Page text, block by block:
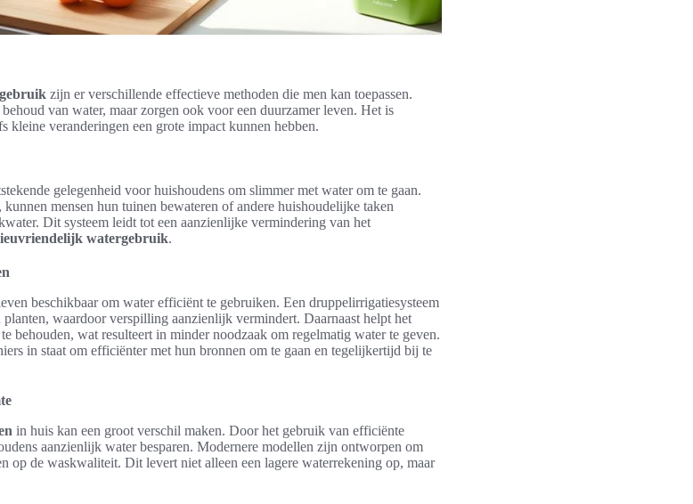
zijn er verschillende effectieve methoden die men kan toepassen.
van water, maar zorgen ook voor een duurzamer leven. Het is
kleine veranderingen een grote impact kunnen hebben.
gelegenheid voor huishoudens om slimmer met water om te gaan.
mensen hun tuinen bewateren of andere huishoudelijke taken
Dit systeem leidt tot een aanzienlijke vermindering van het
watergebruik.
beschikbaar om water efficiënt te gebruiken. Een druppelirrigatiesysteem
waardoor verspilling aanzienlijk vermindert. Daarnaast helpt het
behouden, wat resulteert in minder noodzaak om regelmatig water te geven.
in staat om efficiënter met hun bronnen om te gaan en tegelijkertijd bij te
in huis kan een groot verschil maken. Door het gebruik van efficiënte
aanzienlijk water besparen. Modernere modellen zijn ontworpen om
op de waskwaliteit. Dit levert niet alleen een lagere waterrekening op, maar